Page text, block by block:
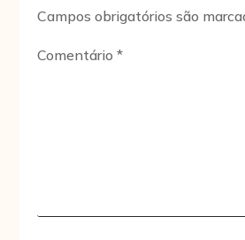
Campos obrigatórios são
Comentário*